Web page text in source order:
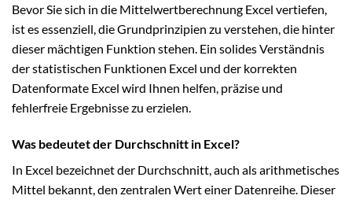
Bevor Sie sich in die Mittelwertberechnung Excel vertiefen,
ist es essenziell, die Grundprinzipien zu verstehen, die hinter
dieser mächtigen Funktion stehen. Ein solides Verständnis
der statistischen Funktionen Excel und der korrekten
Datenformate Excel wird Ihnen helfen, präzise und
fehlerfreie Ergebnisse zu erzielen.
Was bedeutet der Durchschnitt in Excel?
In Excel bezeichnet der Durchschnitt, auch als arithmetisches
Mittel bekannt, den zentralen Wert einer Datenreihe. Dieser